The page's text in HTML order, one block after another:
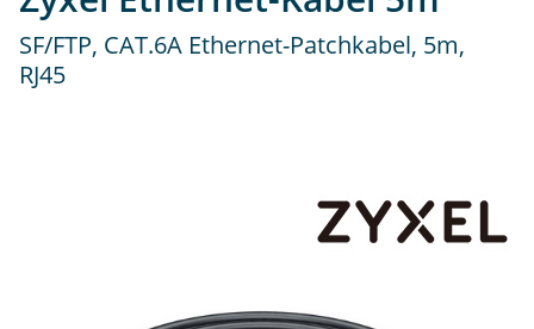
SF/FTP, CAT.6A Ethernet-Patchkabel, 5m,
RJ45
kompetenten Vertriebspartner.
Fachhändler
Schnell, bequem und mit grossem Sortiment.